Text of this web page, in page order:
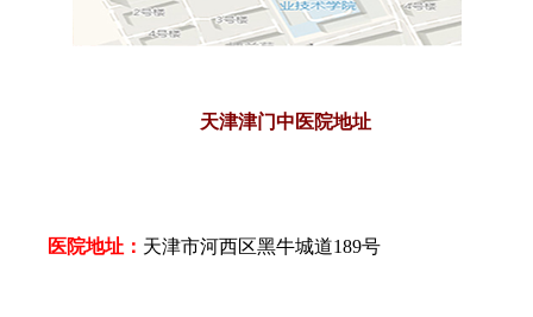
天津津门中医院地址
医院地址： 天津市河西区黑牛城道189号